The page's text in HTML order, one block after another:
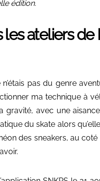
édition.
les ateliers
pas du genre
ma technique à
avec une
du skate alors
des sneakers, au